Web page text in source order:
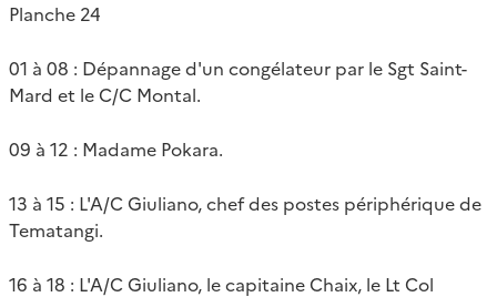
Planche 24
01 à 08 : Dépannage d'un congélateur par le Sgt Saint-
Mard et le C/C Montal.
09 à 12 : Madame Pokara.
13 à 15 : L'A/C Giuliano, chef des postes périphérique de
Tematangi.
16 à 18 : L'A/C Giuliano, le capitaine Chaix, le Lt Col